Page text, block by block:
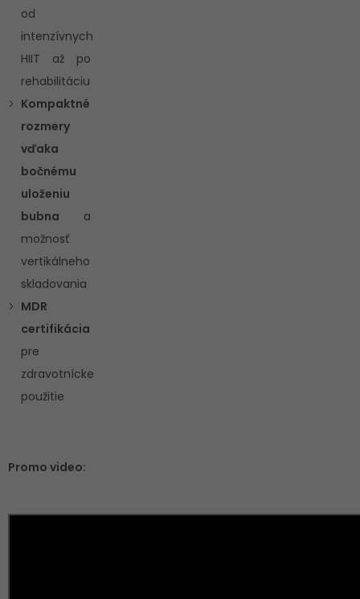
od
intenzívnych
HIIT až po
rehabilitáciu
Kompaktné
rozmery
vďaka
bočnému
uloženiu
bubna a
možnosť
vertikálneho
skladovania
MDR
certifikácia
pre
zdravotnícke
použitie
Promo video: